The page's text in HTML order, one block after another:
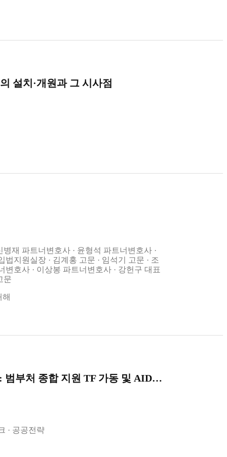
설치·개원과 그 시사점
병재 파트너변호사
윤형석 파트너변호사
법지원실장 김계홍 고문 임석기 고문
조
변호사 이상봉 파트너변호사
강헌구 대표
문
해
원 TF 가동 및 AIDC 얼라이언스 출범
공공전략